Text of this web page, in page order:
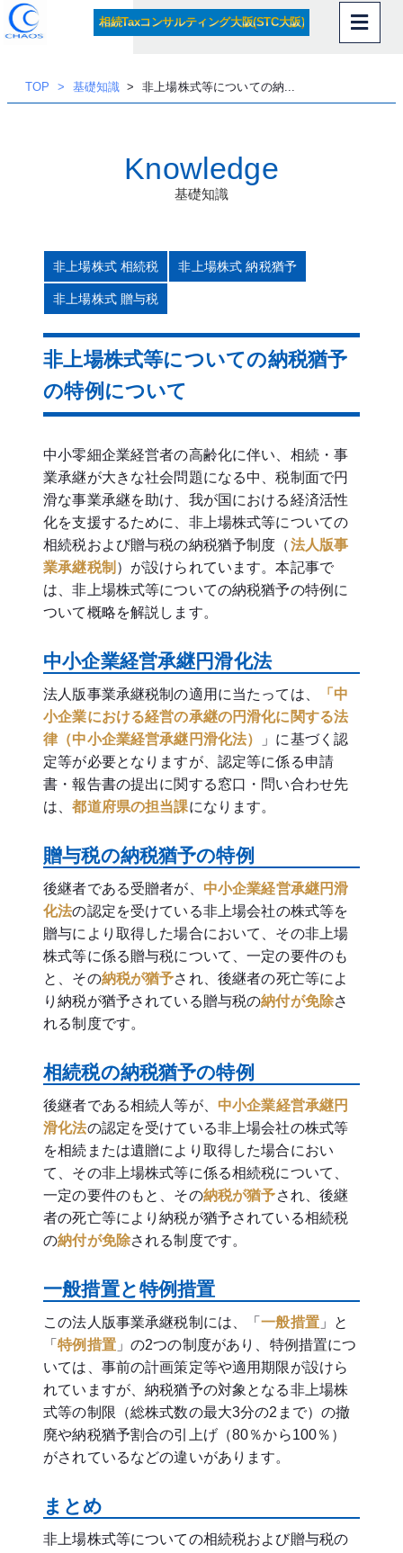
内
容
相続Taxコンサルティング大阪(STC大阪)
TOP 基礎知識 非上場株式等についての納...
Knowledge
基礎知識
非上場株式 相続税 非上場株式 納税猶予
非上場株式 贈与税
非上場株式等についての納税猶予
の特例について
中小零細企業経営者の高齢化に伴い、相続・事
業承継が大きな社会問題になる中、税制面で円
滑な事業承継を助け、我が国における経済活性
化を支援するために、非上場株式等についての
相続税および贈与税の納税猶予制度（法人版事
業承継税制 ）が設けられています。本記事で
は、非上場株式等についての納税猶予の特例に
ついて概略を解説します。
中小企業経営承継円滑化法
法人版事業承継税制の適用に当たっては、
「中
小企業における経営の承継の円滑化に関する法
律（中小企業経営承継円滑化法）
」に基づく認
定等が必要となりますが、認定等に係る申請
書・報告書の提出に関する窓口・問い合わせ先
は、都道府県の担当課になります。
贈与税の納税猶予の特例
後継者である受贈者が、 中小企業経営承継円滑
化法の認定を受けている非上場会社の株式等を
贈与により取得した場合において、その非上場
株式等に係る贈与税について、一定の要件のも
と、その納税が猶予され、後継者の死亡等によ
り納税が猶予されている贈与税の納付が免除さ
れる制度です。
相続税の納税猶予の特例
後継者である相続人等が、 中小企業経営承継円
滑化法の認定を受けている非上場会社の株式等
を相続または遺贈により取得した場合におい
て、その非上場株式等に係る相続税について、
一定の要件のもと、その納税が猶予され、後継
者の死亡等により納税が猶予されている相続税
の納付が免除される制度です。
一般措置と特例措置
この法人版事業承継税制には、「一般措置」と
「特例措置」の2つの制度があり、特例措置につ
いては、事前の計画策定等や適用期限が設けら
れていますが、納税猶予の対象となる非上場株
式等の制限（総株式数の最大3分の2まで）の撤
廃や納税猶予割合の引上げ（80％から100％）
がされているなどの違いがあります。
まとめ
非上場株式等についての相続税および贈与税の